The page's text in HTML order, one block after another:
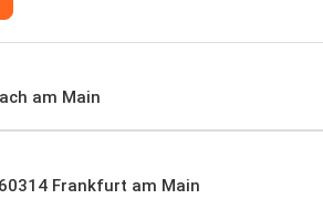
am Main
Frankfurt am Main